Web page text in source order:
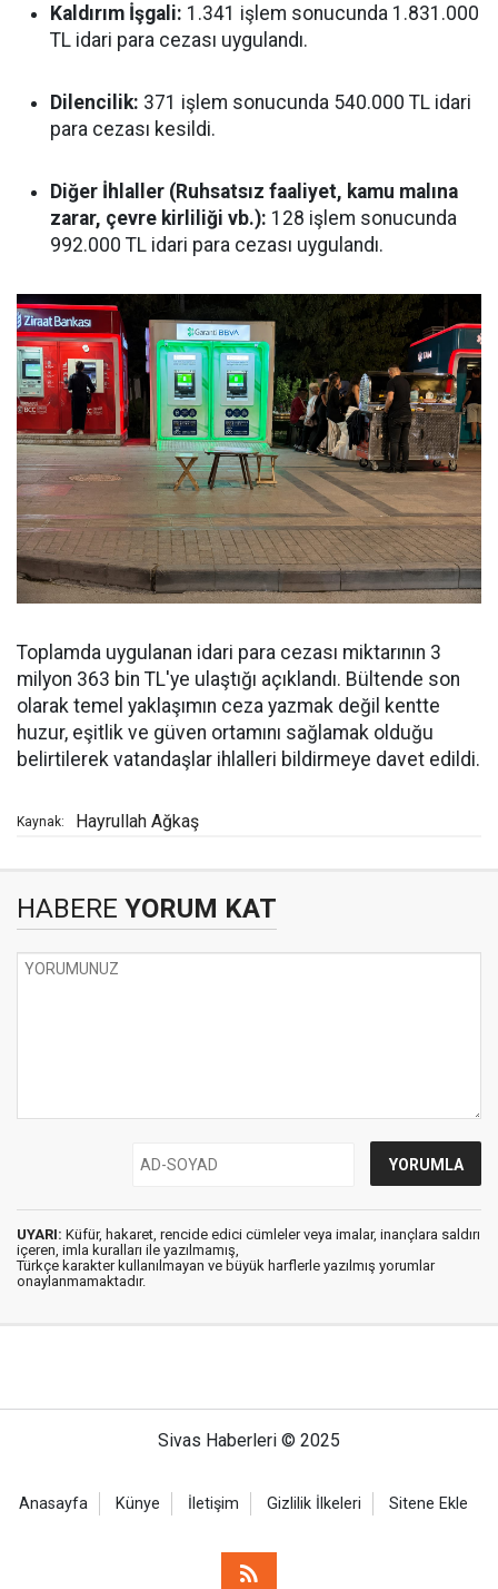
Kaldırım İşgali: 1.341 işlem sonucunda 1.831.000
TL idari para cezası uygulandı.
Dilencilik: 371 işlem sonucunda 540.000 TL idari
para cezası kesildi.
Diğer İhlaller (Ruhsatsız faaliyet, kamu malına
zarar, çevre kirliliği vb.): 128 işlem sonucunda
992.000 TL idari para cezası uygulandı.
Toplamda uygulanan idari para cezası miktarının 3
milyon 363 bin TL'ye ulaştığı açıklandı. Bültende son
olarak temel yaklaşımın ceza yazmak değil kentte
huzur, eşitlik ve güven ortamını sağlamak olduğu
belirtilerek vatandaşlar ihlalleri bildirmeye davet edildi.
Kaynak: Hayrullah Ağkaş
HABERE YORUM KAT
UYARI: Küfür, hakaret, rencide edici cümleler veya imalar, inançlara saldırı
içeren, imla kuralları ile yazılmamış,
Türkçe karakter kullanılmayan ve büyük harflerle yazılmış yorumlar
onaylanmamaktadır.
Sivas Haberleri © 2025
Anasayfa Künye İletişim Gizlilik İlkeleri Sitene Ekle